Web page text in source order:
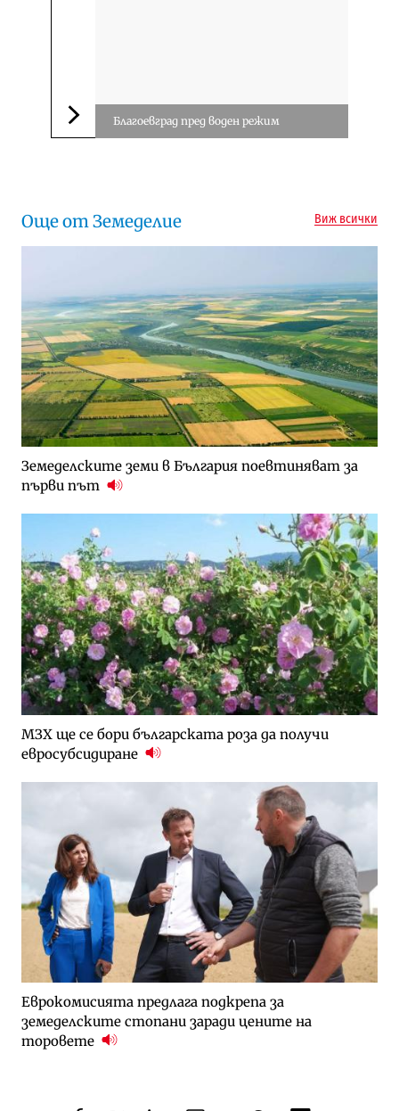
Следваща новина
Благоевград пред воден режим
Още от Земеделие Виж всички
Земеделските земи в България поевтиняват за
първи път
МЗХ ще се бори българската роза да получи
евросубсидиране
Еврокомисията предлага подкрепа за
земеделските стопани заради цените на
торовете